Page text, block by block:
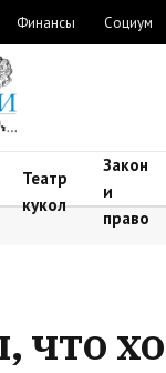
Финансы Социум
Театр
кукол
Закон
и
право
что